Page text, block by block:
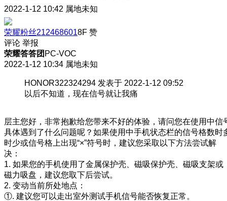
2022-1-12 10:42 属地未知
荣耀粉丝2124686018F 赞
评论 举报
荣耀答答团 PC-VOC
2022-1-12 10:34 属地未知
HONOR322324294 发表于 2022-1-12 09:52
以后不知道，现在信号就让我痛
层主您好，非常抱歉给您带来不好的体验，请问您在使用中信
具体遇到了什么问题呢？如果使用中手机状态栏的信号格数时
时少或信号格上出现“×”符号时，建议您采取以下方法尝试解
决：
1. 如果您的手机使用了金属保护壳、磁吸保护壳、磁吸支架或
磁力吸盘，建议您取下后尝试。
2. 变动当前所处地点：
①. 建议您可以走出室外测试手机信号能否恢复正常。